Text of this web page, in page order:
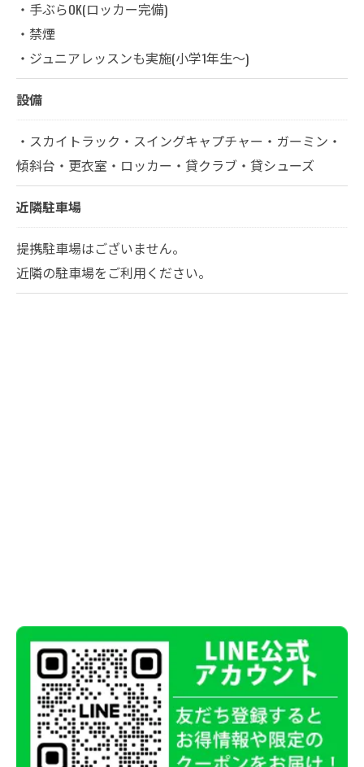
・手ぶらOK(ロッカー完備)
・禁煙
・ジュニアレッスンも実施(小学1年生～)
設備
・スカイトラック・スイングキャプチャー・ガーミン・
傾斜台・更衣室・ロッカー・貸クラブ・貸シューズ
近隣駐車場
提携駐車場はございません。
近隣の駐車場をご利用ください。